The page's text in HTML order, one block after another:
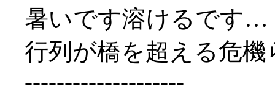
暑いです溶けるです…
行列が橋を超える危
--------------------